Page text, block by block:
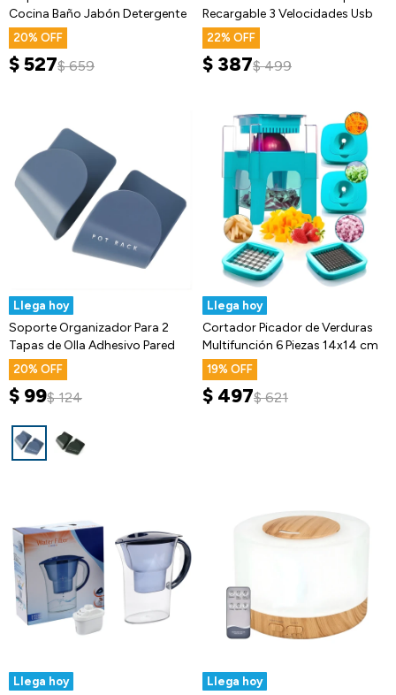
Cocina Baño Jabón Detergente
20
$527$ 659
Recargable 3 Velocidades Usb
22
$ 387$ 499
Llega hoy
Soporte Organizador Para 2
Tapas de Olla Adhesivo Pared
20
$ 99$ 124
Llega hoy
Cortador Picador de Verduras
Multifunción 6 Piezas 14x14 cm
19
$ 497$ 621
Llega hoy Llega hoy